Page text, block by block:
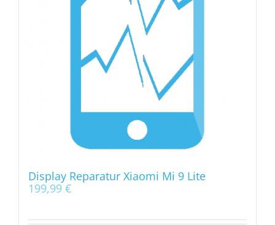
Display Reparatur Xiaomi Mi 9 Lite
199,99 €